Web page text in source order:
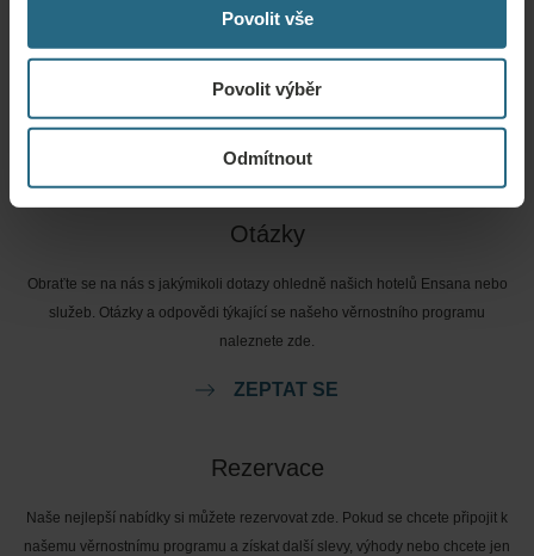
Povolit vše
Povolit výběr
Odmítnout
Bezplatné využívání hotelového fitness centra ve
Otázky
Obraťte se na nás s jakýmikoli dotazy ohledně našich hotelů Ensana nebo
služeb. Otázky a odpovědi týkající se našeho věrnostního programu
naleznete zde.
ZEPTAT SE
Rezervace
Naše nejlepší nabídky si můžete rezervovat zde. Pokud se chcete připojit k
našemu věrnostnímu programu a získat další slevy, výhody nebo chcete jen